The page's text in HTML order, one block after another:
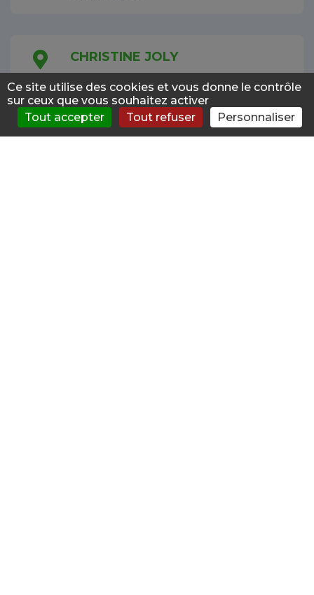
Menu S'évaluer Consulter Forum News
33.4km
CHRISTINE JOLY
Addictologue Public
CH
26000 VALENCE
Ce site utilise des cookies et vous donne le contrôle
sur ceux que vous souhaitez activer
Tout accepter
Tout refuser Personnaliser